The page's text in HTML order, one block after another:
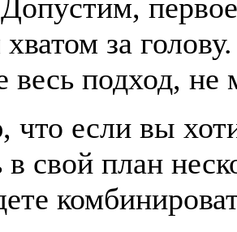
за
весь подход,
что если вы
свой план